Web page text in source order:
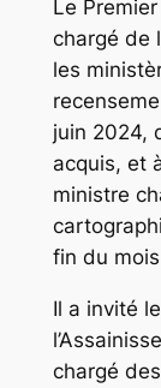
Le
chargé de
les
juin 2024,
acquis, et
ministre
fin du
Il a invité
chargé